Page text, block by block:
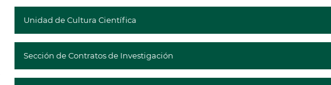
Unidad de Cultura Científica
Sección de Contratos de Investigación